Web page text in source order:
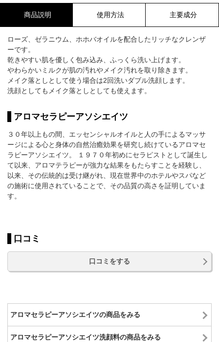
商品説明 使用方法 主要成分
ローズ、ゼラニウム、ホホバオイルを配合したリッチなクレンザ
ーです。
乾きやすい肌を優しく包み込み、ふっくら洗い上げます。
やわらかいミルクが肌の汚れやメイク汚れを取り除きます。
メイク落としとして使う場合は2回洗いダブル洗顔します。
洗顔としてもメイク落としとしても使えます。
アロマセラピーアソシエイツ
３０年以上もの間、エッセンシャルオイルと人の手によるマッサ
ージによる心と身体の自然治癒効果を研究し続けているアロマセ
ラピーアソシエイツ。 １９７０年初めにセラピストとして誕生し
て以来、アロマテラピーが強力な結果をもたらすことを経験し、
以来、その伝統的は受け継がれ、現在世界中のホテルやスパなど
の施術に使用されていることで、その品質の高さを証明していま
す。
口コミ
口コミをする
アロマセラピーアソシエイツの商品をみる
アロマセラピーアソシエイツ洗顔料の商品をみる